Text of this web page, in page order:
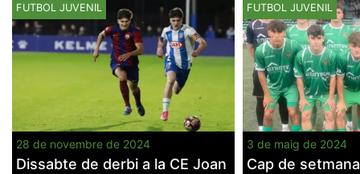
FUTBOL JUVENIL
28 de novembre de 2024
Dissabte de derbi a la CE Joan
FUTBOL JUVENIL
3 de maig de 2024
Cap de